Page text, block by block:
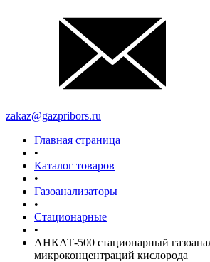
zakaz@gazpribors.ru
Главная страница
•
Каталог товаров
•
Газоанализаторы
•
Стационарные
•
АНКАТ-500 стационарный
микроконцентраций кислорода